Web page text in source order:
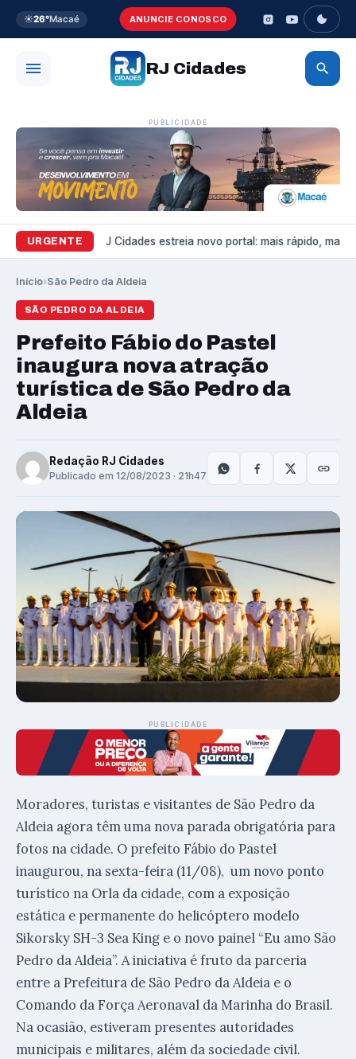
☀️26°Macaé ANUNCIE CONOSCO
RJ Cidades
PUBLICIDADE
URGENTE
Variedades RJ Cidades estreia novo portal: mais rápido, mais
Início›São Pedro da Aldeia
SÃO PEDRO DA ALDEIA
Prefeito Fábio do Pastel
inaugura nova atração
turística de São Pedro da
Aldeia
Redação RJ Cidades
Publicado em 12/08/2023 · 21h47
PUBLICIDADE
Moradores, turistas e visitantes de São Pedro da
Aldeia agora têm uma nova parada obrigatória para
fotos na cidade. O prefeito Fábio do Pastel
inaugurou, na sexta-feira (11/08), um novo ponto
turístico na Orla da cidade, com a exposição
estática e permanente do helicóptero modelo
Sikorsky SH-3 Sea King e o novo painel “Eu amo São
Pedro da Aldeia”. A iniciativa é fruto da parceria
entre a Prefeitura de São Pedro da Aldeia e o
Comando da Força Aeronaval da Marinha do Brasil.
Na ocasião, estiveram presentes autoridades
municipais e militares, além da sociedade civil.